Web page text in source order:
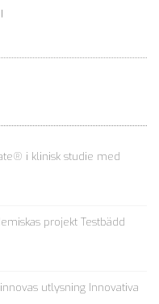
|
i klinisk studie med
projekt Testbädd
utlysning Innovativa